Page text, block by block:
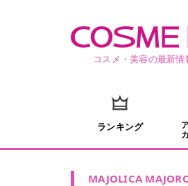
コスメ・美容の最新情
ランキング
MAJOLICA